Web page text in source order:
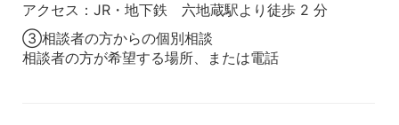
アクセス：JR・地下鉄 六地蔵駅より徒歩 2 分
③相談者の方からの個別相談
相談者の方が希望する場所、または電話